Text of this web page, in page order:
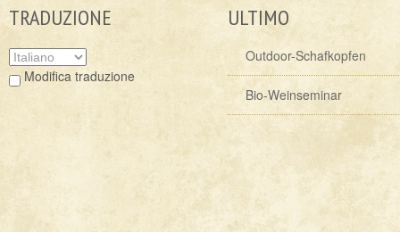
TRADUZIONE
Modifica traduzione
ULTIMO
Outdoor-Schafkopfen
Bio-Weinseminar